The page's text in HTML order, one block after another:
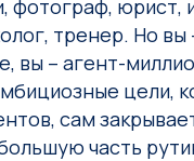
фотограф, юрист,
тренер. Но вы
вы – агент-
цели,
сам
часть